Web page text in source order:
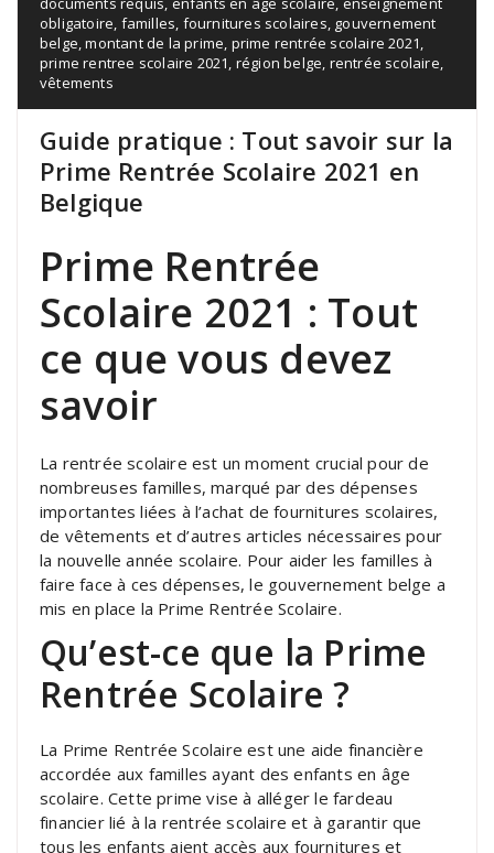
obligatoire, familles, fournitures scolaires, gouvernement
belge,montant de la prime, prime rentrée scolaire 2021,
prime rentree scolaire 2021, région belge, rentrée scolaire,
vêtements
Guide pratique : Tout savoir sur la
Prime Rentrée Scolaire 2021 en
Belgique
Prime Rentrée
Scolaire 2021 : Tout
ce que vous devez
savoir
La rentrée scolaire est un moment crucial pour de
nombreuses familles, marqué par des dépenses
importantes liées à l’achat de fournitures scolaires,
de vêtements et d’autres articles nécessaires pour
la nouvelle année scolaire. Pour aider les familles à
faire face à ces dépenses, le gouvernement belge a
mis en place la Prime Rentrée Scolaire.
Qu’est-ce que la Prime
Rentrée Scolaire ?
La Prime Rentrée Scolaire est une aide financière
accordée aux familles ayant des enfants en âge
scolaire. Cette prime vise à alléger le fardeau
financier lié à la rentrée scolaire et à garantir que
tous les enfants aient accès aux fournitures et